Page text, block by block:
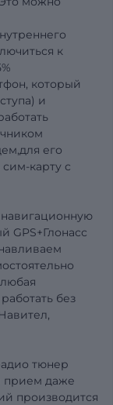
к
который
и
его
сим-карту с
GPS+Глонасс
без
тюнер
прием даже
производится